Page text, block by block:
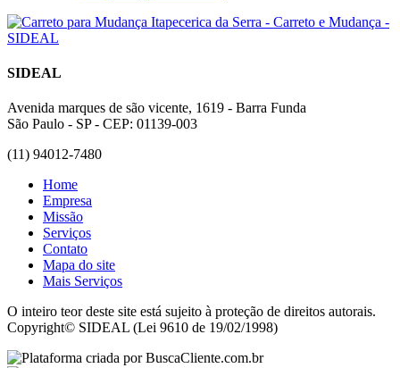
SIDEAL
Avenida marques de são vicente, 1619 - Barra Funda
São Paulo - SP - CEP: 01139-003
(11) 94012-7480
Home
Empresa
Missão
Serviços
Contato
Mapa do site
Mais Serviços
O inteiro teor deste site está sujeito à proteção de direitos autorais.
Copyright© SIDEAL (Lei 9610 de 19/02/1998)